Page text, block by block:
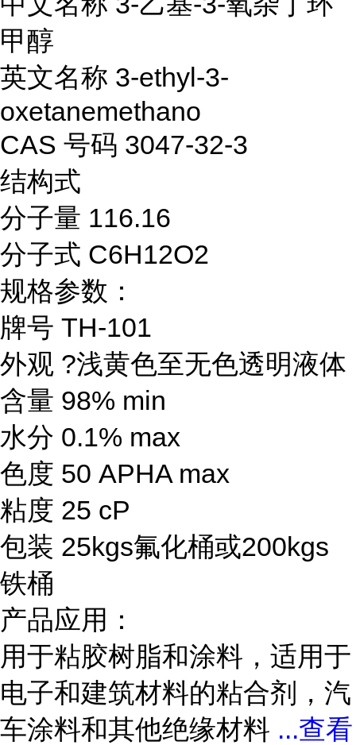
甲醇
英文名称 3-ethyl-3-
oxetanemethano
CAS 号码 3047-32-3
结构式
分子量 116.16
分子式 C6H12O2
规格参数：
牌号 TH-101
外观 ?浅黄色至无色透明液体
含量 98% min
水分 0.1% max
色度 50 APHA max
粘度 25 cP
包装 25kgs氟化桶或200kgs
铁桶
产品应用：
用于粘胶树脂和涂料，适用于
电子和建筑材料的粘合剂，汽
车涂料和其他绝缘材料 ...查看